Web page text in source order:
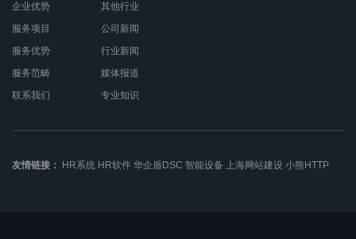
企业优势
服务项目
服务优势
服务范畴
联系我们
其他行业
公司新闻
行业新闻
媒体报道
专业知识
友情链接： HR系统 HR软件 华企盾DSC 智能设备 上海网站建设 小熊HTTP